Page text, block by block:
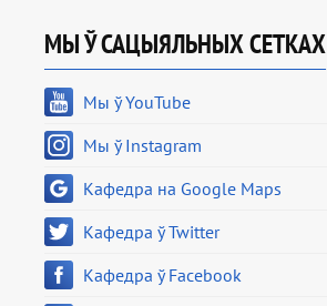
МЫ Ў САЦЫЯЛЬНЫХ СЕТКАХ
Мы ў YouTube
Мы ў Instagram
Кафедра на Google Maps
Кафедра ў Twitter
Кафедра ў Facebook